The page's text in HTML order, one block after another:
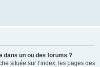
dans un ou des forums ?
située sur l’index, les pages des